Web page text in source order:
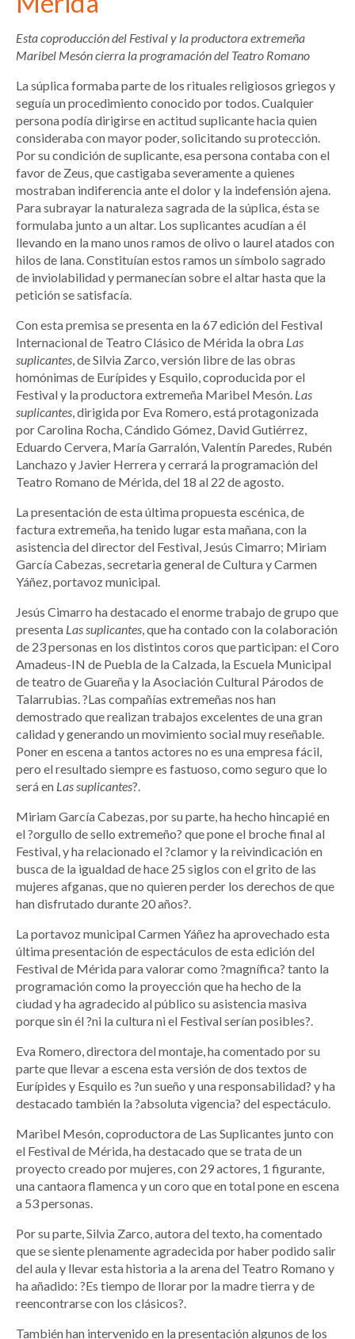
Esta coproducción del Festival y la productora extremeña
Maribel Mesón cierra la programación del Teatro Romano
La súplica formaba parte de los rituales religiosos griegos y
seguía un procedimiento conocido por todos. Cualquier
persona podía dirigirse en actitud suplicante hacia quien
consideraba con mayor poder, solicitando su protección.
Por su condición de suplicante, esa persona contaba con el
favor de Zeus, que castigaba severamente a quienes
mostraban indiferencia ante el dolor y la indefensión ajena.
Para subrayar la naturaleza sagrada de la súplica, ésta se
formulaba junto a un altar. Los suplicantes acudían a él
llevando en la mano unos ramos de olivo o laurel atados con
hilos de lana. Constituían estos ramos un símbolo sagrado
de inviolabilidad y permanecían sobre el altar hasta que la
petición se satisfacía.
Con esta premisa se presenta en la 67 edición del Festival
Internacional de Teatro Clásico de Mérida la obra Las
suplicantes, de Silvia Zarco, versión libre de las obras
homónimas de Eurípides y Esquilo, coproducida por el
Festival y la productora extremeña Maribel Mesón. Las
suplicantes, dirigida por Eva Romero, está protagonizada
por Carolina Rocha, Cándido Gómez, David Gutiérrez,
Eduardo Cervera, María Garralón, Valentín Paredes, Rubén
Lanchazo y Javier Herrera y cerrará la programación del
Teatro Romano de Mérida, del 18 al 22 de agosto.
La presentación de esta última propuesta escénica, de
factura extremeña, ha tenido lugar esta mañana, con la
asistencia del director del Festival, Jesús Cimarro; Miriam
García Cabezas, secretaria general de Cultura y Carmen
Yáñez, portavoz municipal.
Jesús Cimarro ha destacado el enorme trabajo de grupo que
presenta Las suplicantes, que ha contado con la colaboración
de 23 personas en los distintos coros que participan: el Coro
Amadeus-IN de Puebla de la Calzada, la Escuela Municipal
de teatro de Guareña y la Asociación Cultural Párodos de
Talarrubias. ?Las compañías extremeñas nos han
demostrado que realizan trabajos excelentes de una gran
calidad y generando un movimiento social muy reseñable.
Poner en escena a tantos actores no es una empresa fácil,
pero el resultado siempre es fastuoso, como seguro que lo
será en Las suplicantes?.
Miriam García Cabezas, por su parte, ha hecho hincapié en
el ?orgullo de sello extremeño? que pone el broche final al
Festival, y ha relacionado el ?clamor y la reivindicación en
busca de la igualdad de hace 25 siglos con el grito de las
mujeres afganas, que no quieren perder los derechos de que
han disfrutado durante 20 años?.
La portavoz municipal Carmen Yáñez ha aprovechado esta
última presentación de espectáculos de esta edición del
Festival de Mérida para valorar como ?magnífica? tanto la
programación como la proyección que ha hecho de la
ciudad y ha agradecido al público su asistencia masiva
porque sin él ?ni la cultura ni el Festival serían posibles?.
Eva Romero, directora del montaje, ha comentado por su
parte que llevar a escena esta versión de dos textos de
Eurípides y Esquilo es ?un sueño y una responsabilidad? y ha
destacado también la ?absoluta vigencia? del espectáculo.
Maribel Mesón, coproductora de Las Suplicantes junto con
el Festival de Mérida, ha destacado que se trata de un
proyecto creado por mujeres, con 29 actores, 1 figurante,
una cantaora flamenca y un coro que en total pone en escena
a 53 personas.
Por su parte, Silvia Zarco, autora del texto, ha comentado
que se siente plenamente agradecida por haber podido salir
del aula y llevar esta historia a la arena del Teatro Romano y
ha añadido: ?Es tiempo de llorar por la madre tierra y de
reencontrarse con los clásicos?.
También han intervenido en la presentación algunos de los